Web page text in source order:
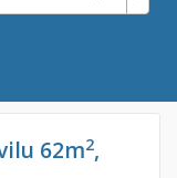
62m2,